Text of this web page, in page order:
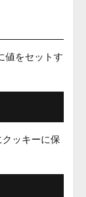
値をセットす
ッキーに保